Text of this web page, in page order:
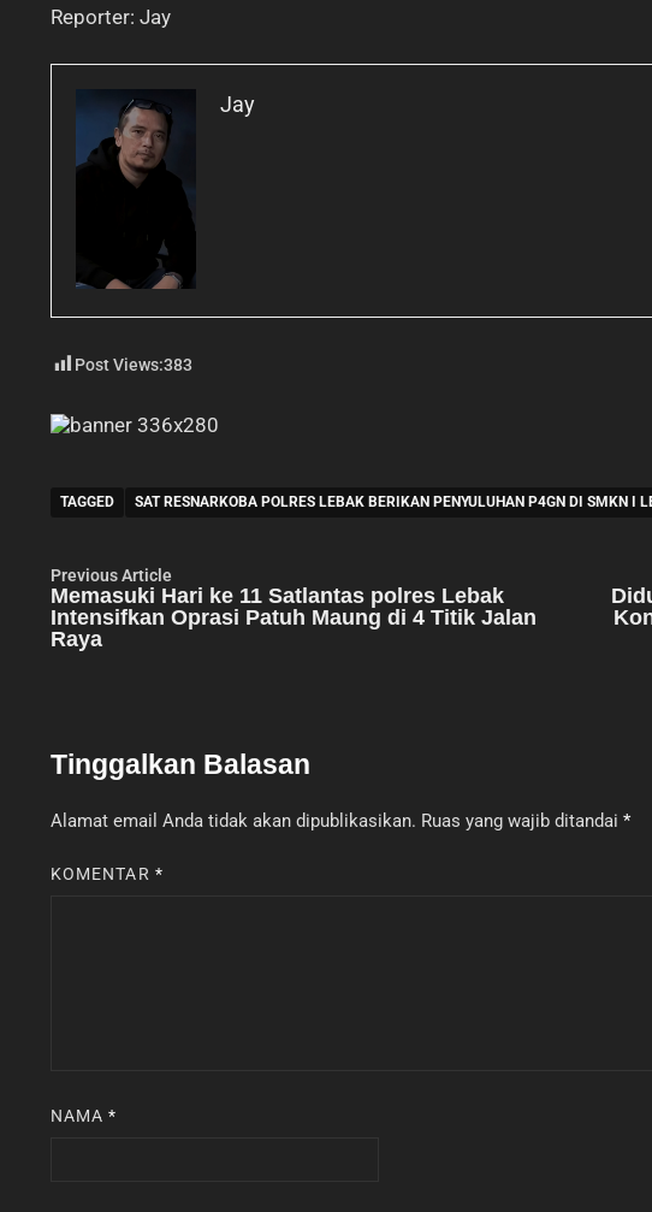
Reporter: Jay
Jay
Post Views:383
TAGGED SAT RESNARKOBA POLRES LEBAK BERIKAN PENYULUHAN P4GN DI SMKN I
Navigasi
pos
Previous Article
article:
Memasuki Hari ke 11 Satlantas polres Lebak
Intensifkan Oprasi Patuh Maung di 4 Titik Jalan
Raya
Tinggalkan Balasan
Alamat email Anda tidak akan dipublikasikan. Ruas yang wajib ditandai *
KOMENTAR *
NAMA*